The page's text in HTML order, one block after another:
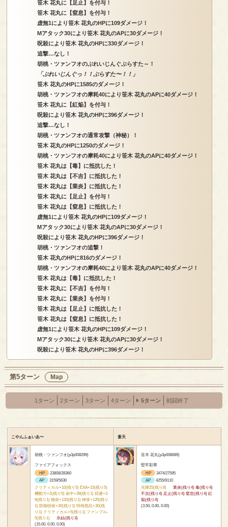
笹木 花丸に【足止】を付与！
笹木 花丸に【窒息】を付与！
虚無1により笹木 花丸のHPに109ダメージ！
Mアタック30により笹木 花丸のAPに30ダメージ！
呪殺により笹木 花丸のHPに330ダメージ！
追撃…なし！
胡桃・ツァンフオのぶれいじんぐぶらすた～！
「ぶれいじんぐっ！！ぶらすた〜！！」
笹木 花丸のHPに1585のダメージ！
胡桃・ツァンフオの摩耗40により笹木 花丸のAPに40ダメージ！
笹木 花丸に【紅焔】を付与！
呪殺により笹木 花丸のHPに396ダメージ！
追撃…なし！
胡桃・ツァンフオの通常攻撃（神秘）！
笹木 花丸のHPに1250のダメージ！
胡桃・ツァンフオの摩耗40により笹木 花丸のAPに40ダメージ！
笹木 花丸は【毒】に抵抗した！
笹木 花丸は【不吉】に抵抗した！
笹木 花丸は【業炎】に抵抗した！
笹木 花丸に【足止】を付与！
笹木 花丸は【窒息】に抵抗した！
虚無1により笹木 花丸のHPに109ダメージ！
Mアタック30により笹木 花丸のAPに30ダメージ！
呪殺により笹木 花丸のHPに396ダメージ！
胡桃・ツァンフオの追撃！
笹木 花丸のHPに816のダメージ！
胡桃・ツァンフオの摩耗40により笹木 花丸のAPに40ダメージ！
笹木 花丸は【毒】に抵抗した！
笹木 花丸に【不吉】を付与！
笹木 花丸に【業炎】を付与！
笹木 花丸は【足止】に抵抗した！
笹木 花丸は【窒息】に抵抗した！
虚無1により笹木 花丸のHPに109ダメージ！
Mアタック30により笹木 花丸のAPに30ダメージ！
呪殺により笹木 花丸のHPに396ダメージ！
第5ターン Map
1ターン 2ターン 3ターン 4ターン 5ターン 戦闘終了
こやんふぁいあ〜 蒼天
胡桃・ツァンフオ(p3p008299)
ファイアフォックス
HP
23808/28360
AP
3159/5630
クリティカル+10(残り5) EXA+15(残り5)
機動力+2(残り5) 命中+39(残り1) 回避+3
9(残り1) 物攻+120(残り1) 神攻+120(残り
1) 防御技術+30(残り1) 特殊抵抗+30(残
り1) クリティカル+5(残り1) ファンブル-
5(残り1)
氷結(残り3)
(15.00, 0.00, 0.00)
笹木 花丸(p3p008689)
堅牢彩華
HP
3474/27595
AP
4255/9110
光輝25(残り8)
業炎(残り4) 毒(残り4)
不吉(残り4) 足止(残り4) 窒息(残り4) 紅
焔(残り4)
(3.50, 0.00, 0.00)